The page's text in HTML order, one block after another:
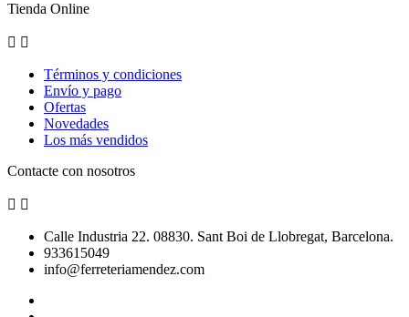
Tienda Online
 
Términos y condiciones
Envío y pago
Ofertas
Novedades
Los más vendidos
Contacte con nosotros
 
Calle Industria 22. 08830. Sant Boi de Llobregat, Barcelona.
933615049
info@ferreteriamendez.com